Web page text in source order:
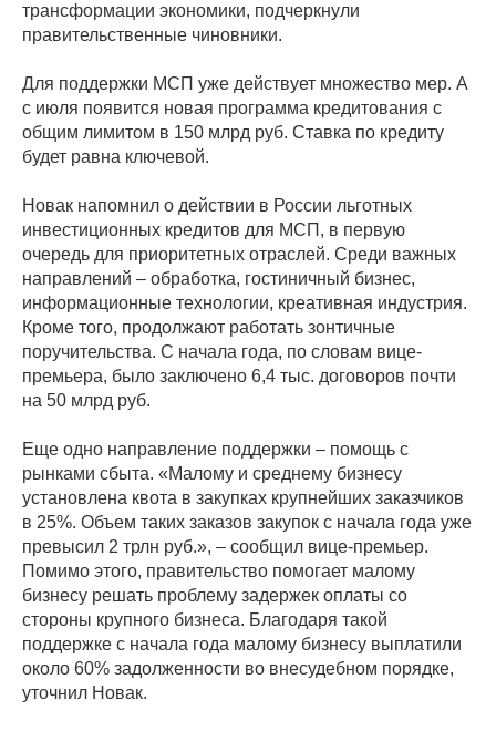
трансформации экономики, подчеркнули
правительственные чиновники.
Для поддержки МСП уже действует множество мер. А
с июля появится новая программа кредитования с
общим лимитом в 150 млрд руб. Ставка по кредиту
будет равна ключевой.
Новак напомнил о действии в России льготных
инвестиционных кредитов для МСП, в первую
очередь для приоритетных отраслей. Среди важных
направлений – обработка, гостиничный бизнес,
информационные технологии, креативная индустрия.
Кроме того, продолжают работать зонтичные
поручительства. С начала года, по словам вице-
премьера, было заключено 6,4 тыс. договоров почти
на 50 млрд руб.
Еще одно направление поддержки – помощь с
рынками сбыта. «Малому и среднему бизнесу
установлена квота в закупках крупнейших заказчиков
в 25%. Объем таких заказов закупок с начала года уже
превысил 2 трлн руб.», – сообщил вице-премьер.
Помимо этого, правительство помогает малому
бизнесу решать проблему задержек оплаты со
стороны крупного бизнеса. Благодаря такой
поддержке с начала года малому бизнесу выплатили
около 60% задолженности во внесудебном порядке,
уточнил Новак.